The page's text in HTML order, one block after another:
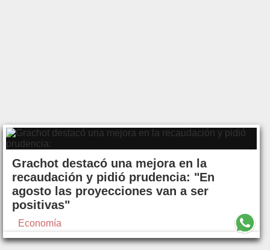
Grachot destacó una mejora en la
recaudación y pidió prudencia: "En
agosto las proyecciones van a ser
positivas"
Economía